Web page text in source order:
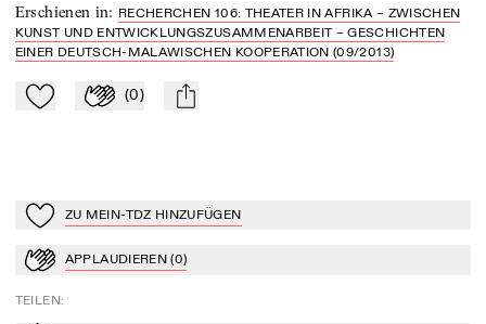
Erschienen in: RECHERCHEN 106: THEATER IN AFRIKA – ZWISCHEN
KUNST UND ENTWICKLUNGSZUSAMMENARBEIT – GESCHICHTEN
EINER DEUTSCH-MALAWISCHEN KOOPERATION (09/2013)
Zu Mein-TdZ hinzufügen
Applaudieren
(0) mail
Zu Mein-TdZ hinzufügen
ZU MEIN-TDZ HINZUFÜGEN
ApplaudierenAPPLAUDIEREN (0)
TEILEN: